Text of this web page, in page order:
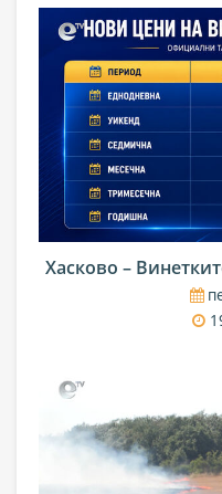
Хасково –